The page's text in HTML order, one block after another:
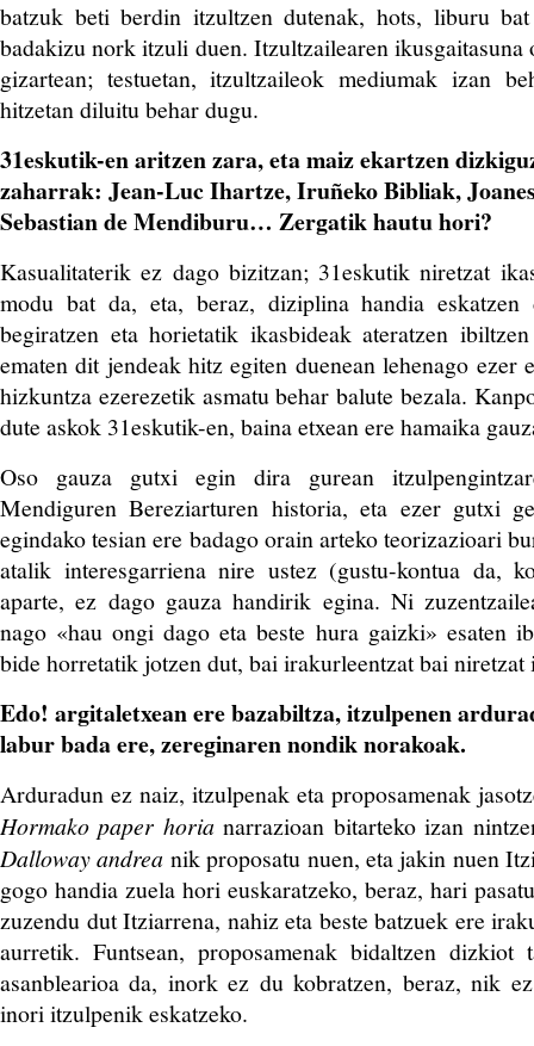
batzuk beti berdin itzultzen dutenak, hots, liburu
badakizu nork itzuli duen. Itzultzailearen ikusgaitasuna
gizartean; testuetan, itzultzaileok mediumak izan
hitzetan diluitu behar dugu.
31eskutik-en aritzen zara, eta maiz ekartzen
zaharrak: Jean-Luc Ihartze, Iruñeko Bibliak,
Sebastian de Mendiburu… Zergatik hautu hori?
Kasualitaterik ez dago bizitzan; 31eskutik niretzat
modu bat da, eta, beraz, diziplina handia eskatzen
begiratzen eta horietatik ikasbideak ateratzen
ematen dit jendeak hitz egiten duenean lehenago ezer
hizkuntza ezerezetik asmatu behar balute bezala.
dute askok 31eskutik-en, baina etxean ere hamaika
Oso gauza gutxi egin dira gurean
Mendiguren Bereziarturen historia, eta ezer gutxi
egindako tesian ere badago orain arteko teorizazioari
atalik interesgarriena nire ustez (gustu-kontua da,
aparte, ez dago gauza handirik egina. Ni
nago «hau ongi dago eta beste hura gaizki» esaten
bide horretatik jotzen dut, bai irakurleentzat bai niretzat
Edo! argitaletxean ere bazabiltza, itzulpenen
labur bada ere, zereginaren nondik norakoak.
Arduradun ez naiz, itzulpenak eta proposamenak
Hormako paper horianarrazioan bitarteko izan
Dalloway andrea nik proposatu nuen, eta jakin nuen
gogo handia zuela hori euskaratzeko, beraz, hari
zuzendu dut Itziarrena, nahiz eta beste batzuek ere
aurretik. Funtsean, proposamenak bidaltzen dizkiot
asanblearioa da, inork ez du kobratzen, beraz, nik
inori itzulpenik eskatzeko.